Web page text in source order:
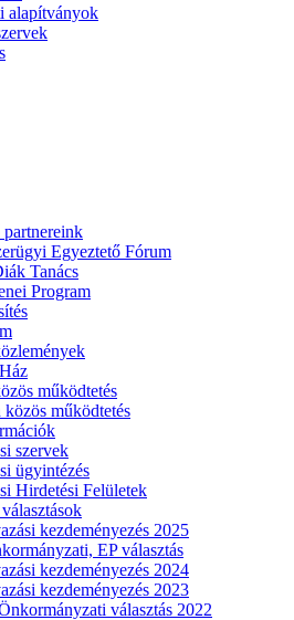
alapítványok
Egyeztető Fórum
Tanács
Program
működtetés
működtetés
szervek
ügyintézés
Hirdetési Felületek
kezdeményezés 2025
EP választás
kezdeményezés 2024
kezdeményezés 2023
választás 2022